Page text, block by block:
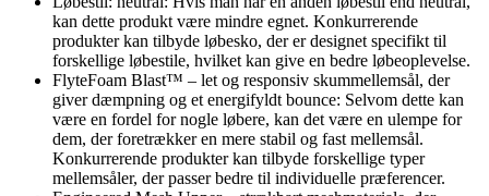
kan dette produkt være mindre egnet. Konkurrerende
produkter kan tilbyde løbesko, der er designet specifikt til
forskellige løbestile, hvilket kan give en bedre løbeoplevelse.
FlyteFoam Blast™ – let og responsiv skummellemsål, der
giver dæmpning og et energifyldt bounce: Selvom dette kan
være en fordel for nogle løbere, kan det være en ulempe for
dem, der foretrækker en mere stabil og fast mellemsål.
Konkurrerende produkter kan tilbyde forskellige typer
mellemsåler, der passer bedre til individuelle præferencer.